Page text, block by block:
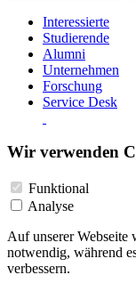
Interessierte
Studierende
Alumni
Unternehmen
Forschung
Service Desk
Wir verwenden
Funktional
Analyse
Auf unserer Webseite
notwendig, während
verbessern.